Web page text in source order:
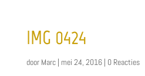
IMG_0424
door Marc| mei 24, 2016| 0 Reacties